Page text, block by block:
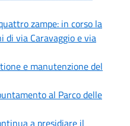
zampe: in corso la
di via Caravaggio e via
e manutenzione del
al Parco delle
a presidiare il